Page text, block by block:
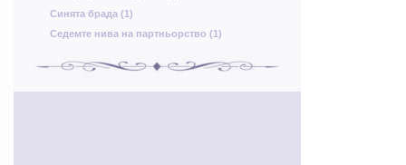
Ф
ю
ц
рм
Синята брада (1)
Седемте нива на партньорство (1)